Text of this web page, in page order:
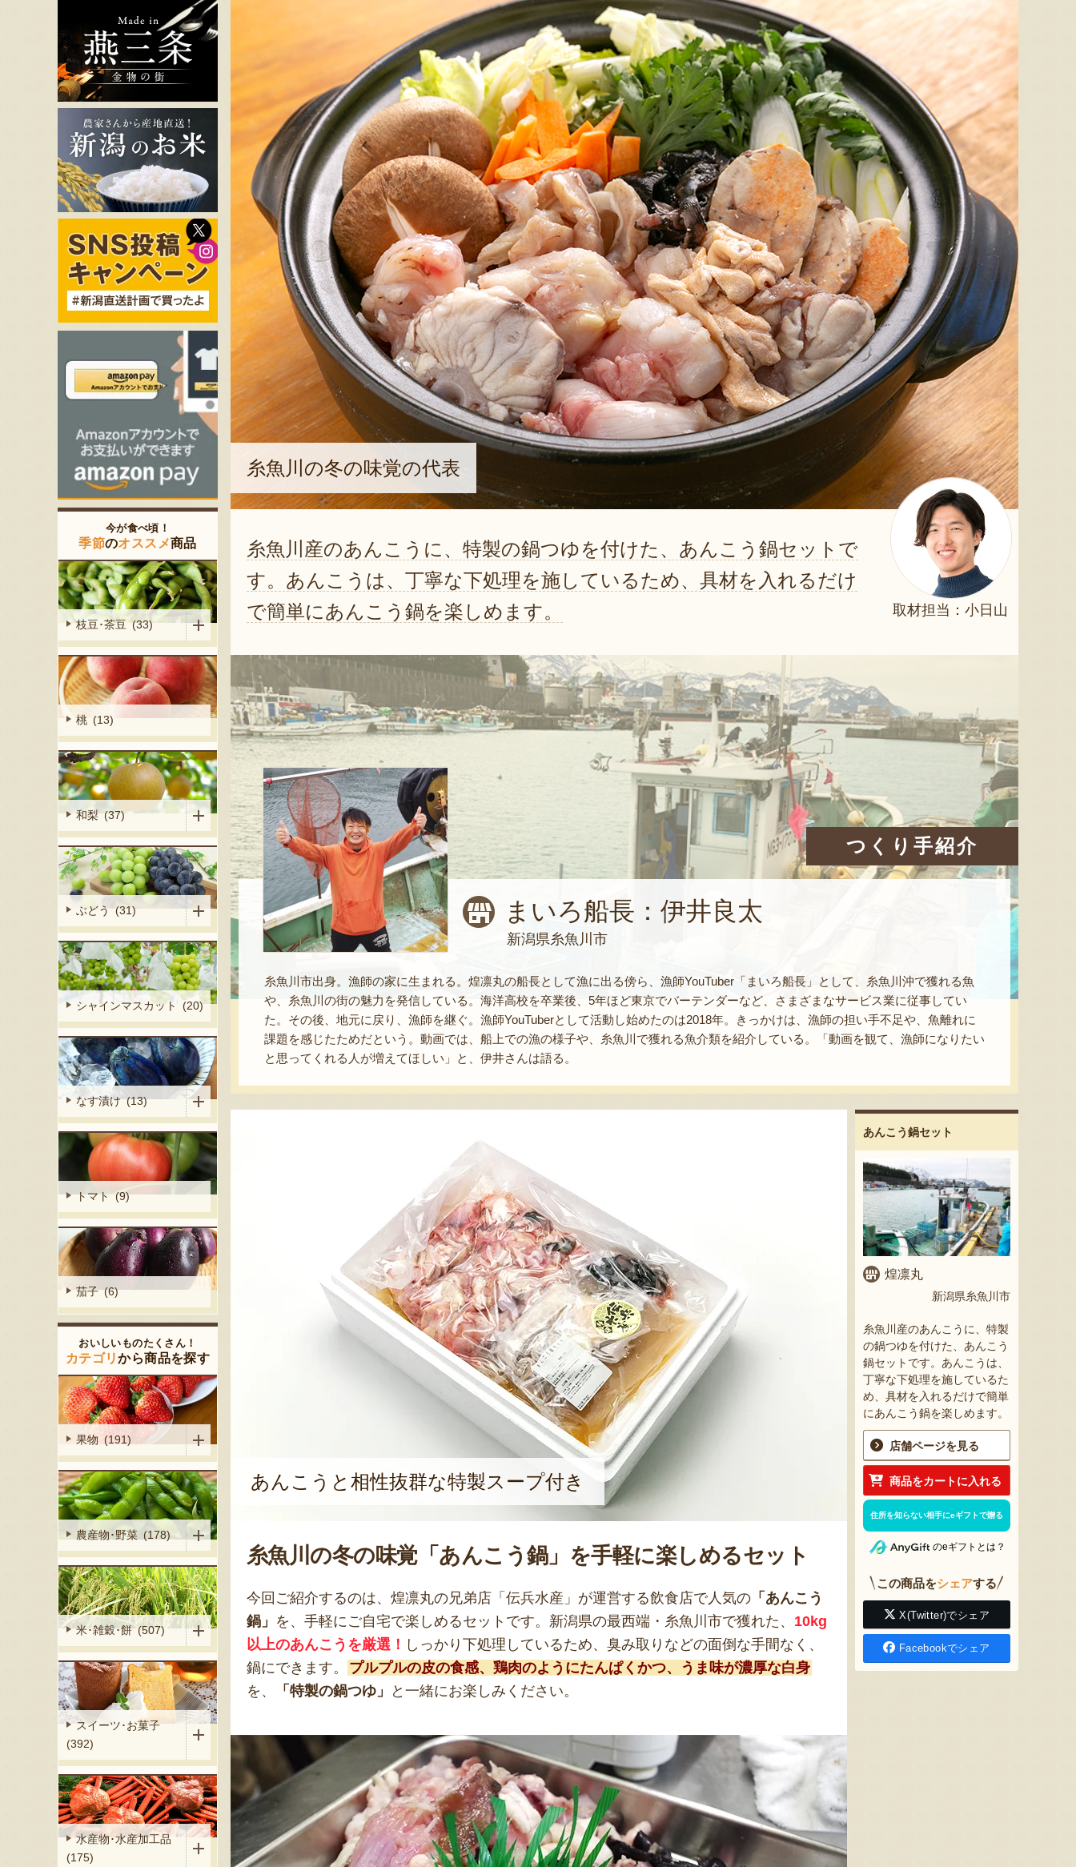
糸魚川の冬の味覚の代表
取材担当：小日山
糸魚川産のあんこうに、特製の鍋つゆを付けた、あんこう鍋セットで
す。あんこうは、丁寧な下処理を施しているため、具材を入れるだけ
で簡単にあんこう鍋を楽しめます。
つくり手紹介
まいろ船長：伊井良太
新潟県糸魚川市
糸魚川市出身。漁師の家に生まれる。煌凛丸の船長として漁に出る傍ら、漁師YouTuber「まいろ船長」として、糸魚川沖で獲れる魚
や、糸魚川の街の魅力を発信している。海洋高校を卒業後、5年ほど東京でバーテンダーなど、さまざまなサービス業に従事してい
た。その後、地元に戻り、漁師を継ぐ。漁師YouTuberとして活動し始めたのは2018年。きっかけは、漁師の担い手不足や、魚離れに
課題を感じたためだという。動画では、船上での漁の様子や、糸魚川で獲れる魚介類を紹介している。「動画を観て、漁師になりたい
と思ってくれる人が増えてほしい」と、伊井さんは語る。
あんこうと相性抜群な特製スープ付き
糸魚川の冬の味覚「あんこう鍋」を手軽に楽しめるセット
今回ご紹介するのは、煌凛丸の兄弟店「伝兵水産」が運営する飲食店で人気の 「あんこう
鍋」 を、手軽にご自宅で楽しめるセットです。新潟県の最西端・糸魚川市で獲れた、 10kg
以上のあんこうを厳選！ しっかり下処理しているため、臭み取りなどの面倒な手間なく、
鍋にできます。
プルプルの皮の食感、鶏肉のようにたんぱくかつ、うま味が濃厚な白身
を、
「特製の鍋つゆ」 と一緒にお楽しみください。
あんこう鍋セット
煌凛丸
新潟県糸魚川市
糸魚川産のあんこうに、特製
の鍋つゆを付けた、あんこう
鍋セットです。あんこうは、
丁寧な下処理を施しているた
め、具材を入れるだけで簡単
にあんこう鍋を楽しめます。
店舗ページを見る
商品をカートに入れる
住所を知らない相手にeギフトで贈る
のeギフトとは？
この商品をシェアする
X(Twitter)でシェア
Facebookでシェア
今が食べ頃！
季節のオススメ商品
枝豆･茶豆 (33)
桃 (13)
和梨 (37)
ぶどう (31)
シャインマスカット (20)
なす漬け (13)
トマト (9)
茄子 (6)
おいしいものたくさん！
カテゴリから商品を探す
果物 (191)
農産物･野菜 (178)
米･雑穀･餅 (507)
スイーツ･お菓子
(392)
水産物･水産加工品
(175)